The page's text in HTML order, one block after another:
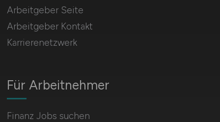
Für Arbeitnehmer
Finanz Jobs suchen
Arbeitgeber Seite
Arbeitgeber Kontakt
Karrierenetzwerk